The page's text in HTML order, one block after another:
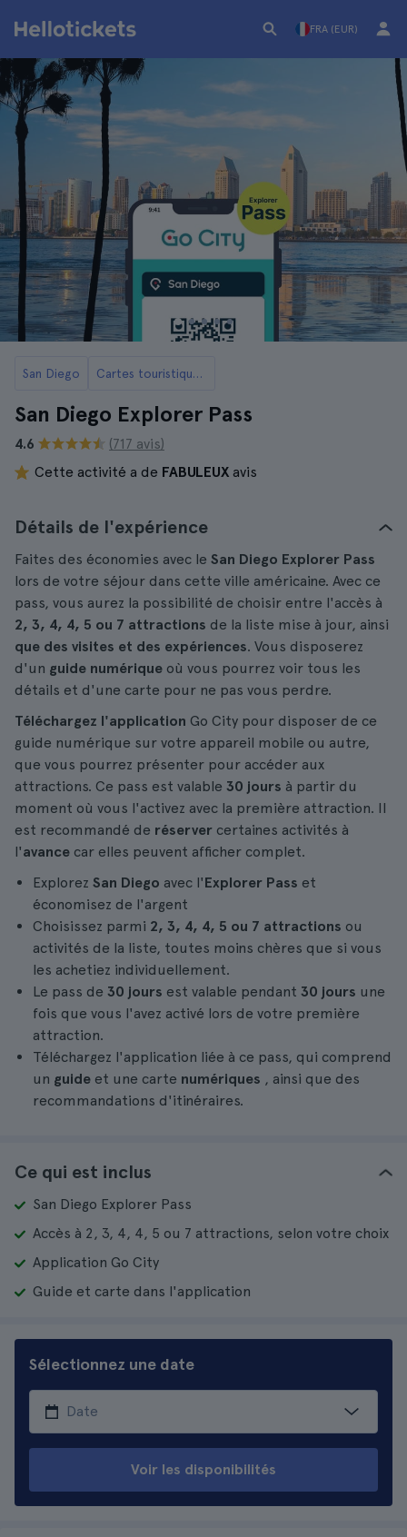
FRA (EUR)
San Diego Cartes touristiques de San Diego
San Diego Explorer Pass
4.6
(717 avis)
Cette activité a de FABULEUX avis
Détails de l'expérience
Faites des économies avec le San Diego Explorer Pass
lors de votre séjour dans cette ville américaine. Avec ce
pass, vous aurez la possibilité de choisir entre l'accès à
2, 3, 4, 4, 5 ou 7 attractions de la liste mise à jour, ainsi
que des visites et des expériences. Vous disposerez
d'un guide numérique où vous pourrez voir tous les
détails et d'une carte pour ne pas vous perdre.
Téléchargez l'application Go City pour disposer de ce
guide numérique sur votre appareil mobile ou autre,
que vous pourrez présenter pour accéder aux
attractions. Ce pass est valable 30 jours à partir du
moment où vous l'activez avec la première attraction. Il
est recommandé de réserver certaines activités à
l'avance car elles peuvent afficher complet.
Explorez San Diego avec l'Explorer Pass et
économisez de l'argent
Choisissez parmi 2, 3, 4, 4, 5 ou 7 attractions ou
activités de la liste, toutes moins chères que si vous
les achetiez individuellement.
Le pass de 30 jours est valable pendant 30 jours une
fois que vous l'avez activé lors de votre première
attraction.
Téléchargez l'application liée à ce pass, qui comprend
un guide et une carte numériques , ainsi que des
recommandations d'itinéraires.
Ce qui est inclus
San Diego Explorer Pass
Accès à 2, 3, 4, 4, 5 ou 7 attractions, selon votre choix
Application Go City
Guide et carte dans l'application
Sélectionnez une date
Voir les disponibilités